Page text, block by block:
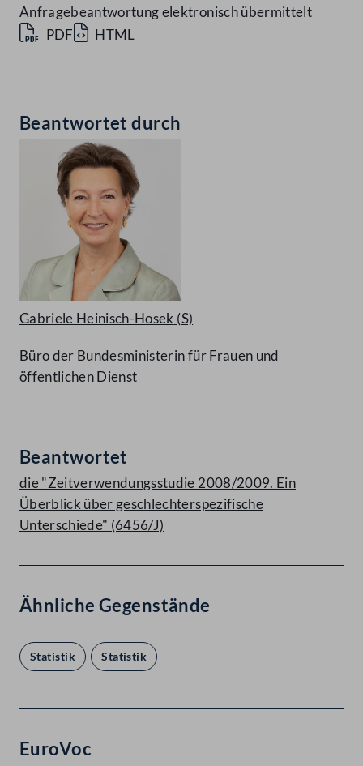
Anfragebeantwortung elektronisch übermittelt
PDF
HTML
Beantwortet durch
Gabriele Heinisch-Hosek (S)
Büro der Bundesministerin für Frauen und
öffentlichen Dienst
Beantwortet
die "Zeitverwendungsstudie 2008/2009. Ein
Überblick über geschlechterspezifische
Unterschiede" (6456/J)
Ähnliche Gegenstände
Statistik Statistik
EuroVoc